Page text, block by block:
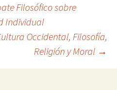
Filosófico sobre
Individual
Occidental, Filosofía,
Religión y Moral →